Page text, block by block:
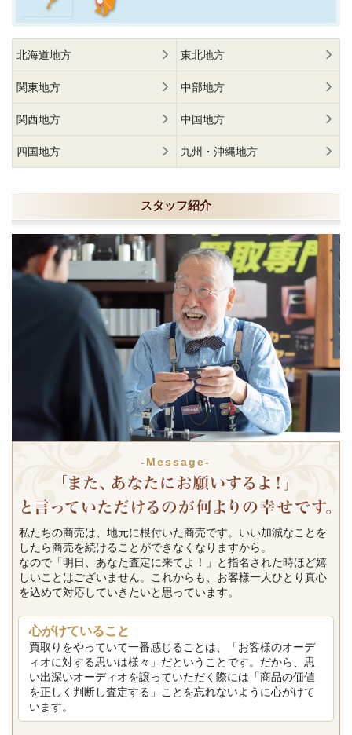
北海道地方 東北地方
関東地方 中部地方
関西地方 中国地方
四国地方 九州・沖縄地方
スタッフ紹介
-Message-
私たちの商売は、地元に根付いた商売です。いい加減なことを
したら商売を続けることができなくなりますから。
なので「明日、あなた査定に来てよ！」と指名された時ほど嬉
しいことはございません。これからも、お客様一人ひとり真心
を込めて対応していきたいと思っています。
心がけていること
買取りをやっていて一番感じることは、「お客様のオーデ
ィオに対する思いは様々」だということです。だから、思
い出深いオーディオを譲っていただく際には「商品の価値
を正しく判断し査定する」ことを忘れないように心がけて
います。